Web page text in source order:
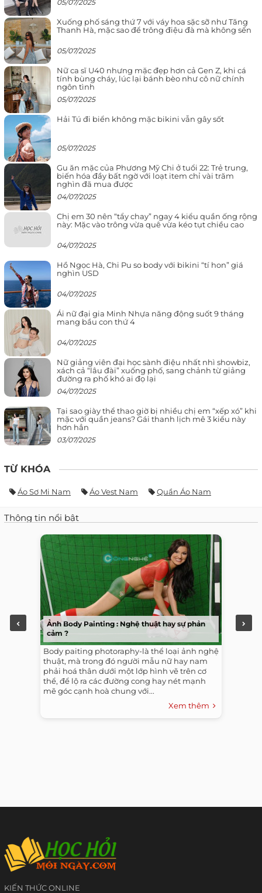
05/07/2025
Xuống phố sáng thứ 7 với váy hoa sặc sỡ như Tăng
Thanh Hà, mặc sao để trông điệu đà mà không sến
05/07/2025
Nữ ca sĩ U40 nhưng mặc đẹp hơn cả Gen Z, khi cá
tính bùng cháy, lúc lại bánh bèo như cô nữ chính
ngôn tình
05/07/2025
Hải Tú đi biển không mặc bikini vẫn gây sốt
05/07/2025
Gu ăn mặc của Phương Mỹ Chi ở tuổi 22: Trẻ trung,
biến hóa đầy bất ngờ với loạt item chỉ vài trăm
nghìn đã mua được
04/07/2025
Chị em 30 nên “tẩy chay” ngay 4 kiểu quần ống rộng
này: Mặc vào trông vừa quê vừa kéo tụt chiều cao
04/07/2025
Hồ Ngọc Hà, Chi Pu so body với bikini “tí hon” giá
nghìn USD
04/07/2025
Ái nữ đại gia Minh Nhựa năng động suốt 9 tháng
mang bầu con thứ 4
04/07/2025
Nữ giảng viên đại học sành điệu nhất nhì showbiz,
xách cả “lâu đài” xuống phố, sang chảnh từ giảng
đường ra phố khó ai đọ lại
04/07/2025
Tại sao giày thể thao giờ bị nhiều chị em “xếp xó” khi
mặc với quần jeans? Gái thanh lịch mê 3 kiểu này
hơn hẳn
03/07/2025
TỪ KHÓA
Áo Sơ Mi Nam Áo Vest Nam Quần Áo Nam
Thông tin nổi bật
Ảnh Body Painting : Nghệ thuật hay sự phản
cảm ?
Body paiting photoraphy-là thể loại ảnh nghệ
thuật, mà trong đó người mẫu nữ hay nam
phải hoá thân dưới một lớp hình vẽ trên cơ
thể, để lộ ra các đường cong hay nét mạnh
mẽ góc cạnh hoà chung với...
Xem thêm
KIẾN THỨC ONLINE